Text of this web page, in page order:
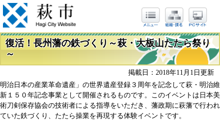
復活！長州藩の鉄づくり～萩・大板山たたら祭り
～
掲載日：2018年11月1日更新
明治日本の産業革命遺産」の世界遺産登録３周年を記念して萩・明治維
新１５０年記念事業として開催されるものです。このイベントは日本美
術刀剣保存協会の技術者による指導をいただき、藩政期に萩藩で行われ
ていた鉄づくり、たたら操業を再現する体験イベントです。